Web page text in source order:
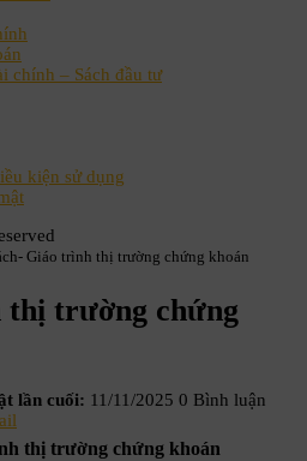
chính – Sách đầu tư
kiện sử dụng
Giáo trình thị trường chứng khoán
thị trường chứng
lần cuối: 11/11/2025 0 Bình luận
thị trường chứng khoán